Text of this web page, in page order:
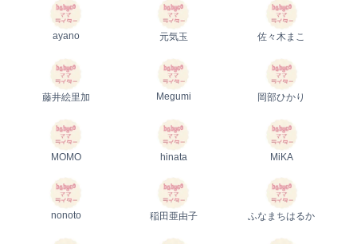
ayano 元気玉 佐々木まこ
藤井絵里加 Megumi 岡部ひかり
MOMO hinata MiKA
nonoto 稲田亜由子 ふなまちはるか